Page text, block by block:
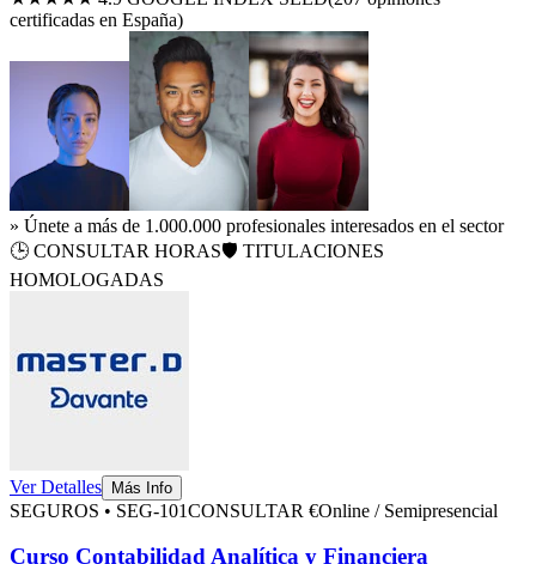
certificadas en España)
» Únete a más de 1.000.000 profesionales interesados en el sector
🕒 CONSULTAR HORAS🛡️ TITULACIONES
HOMOLOGADAS
Ver Detalles Más Info
SEGUROS • SEG-101CONSULTAR €Online / Semipresencial
Curso Contabilidad Analítica y Financiera